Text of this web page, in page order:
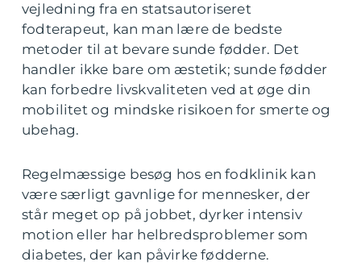
vejledning fra en statsautoriseret
fodterapeut, kan man lære de bedste
metoder til at bevare sunde fødder. Det
handler ikke bare om æstetik; sunde fødder
kan forbedre livskvaliteten ved at øge din
mobilitet og mindske risikoen for smerte og
ubehag.
Regelmæssige besøg hos en fodklinik kan
være særligt gavnlige for mennesker, der
står meget op på jobbet, dyrker intensiv
motion eller har helbredsproblemer som
diabetes, der kan påvirke fødderne.